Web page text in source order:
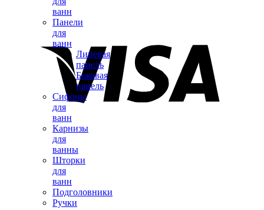
ванн
Панели
для
ванн
Лицевая
панель
Боковая
панель
Сифоны
для
ванн
Карнизы
для
ванны
Шторки
для
ванн
Подголовники
Ручки